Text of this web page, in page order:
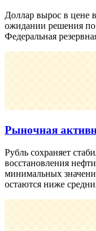
Доллар вырос в цене
ожидании решения по
Федеральная
Рыночная
Рубль сохраняет
восстановления
минимальных
остаются ниже